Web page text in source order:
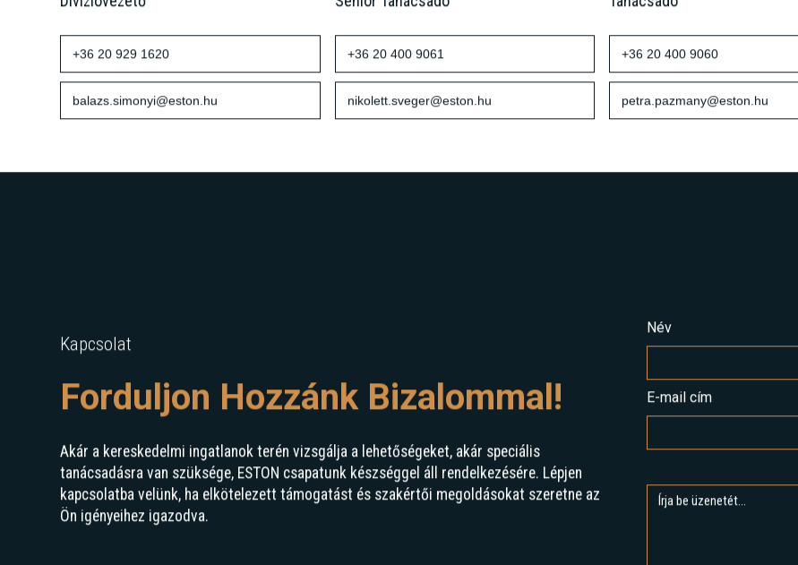
Simonyi Balázs
Divízióvezető
+36 20 929 1620
Svéger Nikolett
Senior Tanácsadó
+36 20 400 9061
Pázmány Petra
Tanácsadó
+36 20 400 9060
Kapcsolat
Forduljon Hozzánk Bizalommal!
Akár a kereskedelmi ingatlanok terén vizsgálja a lehetőségeket, akár speciális
tanácsadásra van szüksége, ESTON csapatunk készséggel áll rendelkezésére. Lépjen
kapcsolatba velünk, ha elkötelezett támogatást és szakértői megoldásokat szeretne az